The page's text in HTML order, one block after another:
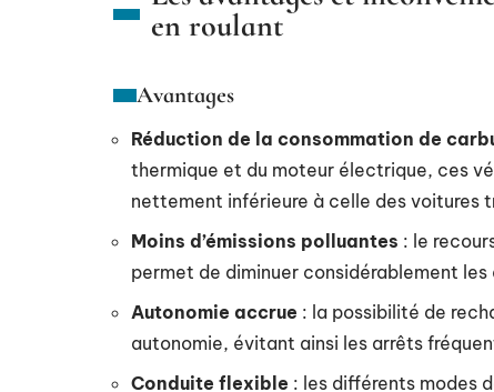
en roulant
Avantages
Réduction de la consommation de
thermique et du moteur électrique, ces
nettement inférieure à celle des voitures
Moins d’émissions polluantes : le
permet de diminuer considérablement
Autonomie accrue : la possibilité de
autonomie, évitant ainsi les arrêts
Conduite flexible : les différents modes